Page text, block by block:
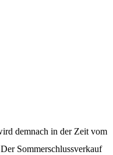
demnach in der Zeit vom
Sommerschlussverkauf